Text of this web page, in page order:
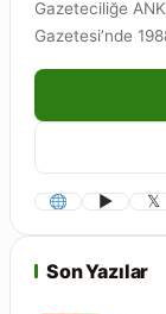
Gazeteciliğe
Gazetesi’nde
▶ 𝕏
Son Yazılar